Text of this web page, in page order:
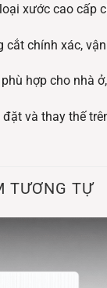
xước cao cấp
cắt chính xác,
hợp cho nhà
và thay thế
TƯƠNG TỰ